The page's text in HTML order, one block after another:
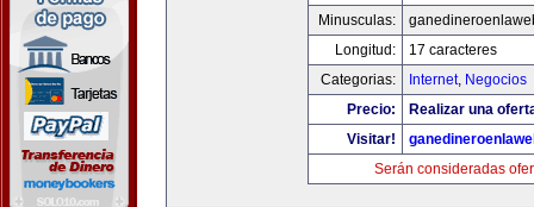
Minusculas:
Longitud:
17 caracteres
Categorias:
Internet, Negocios
Precio:
Realizar una
Visitar!
Serán consideradas